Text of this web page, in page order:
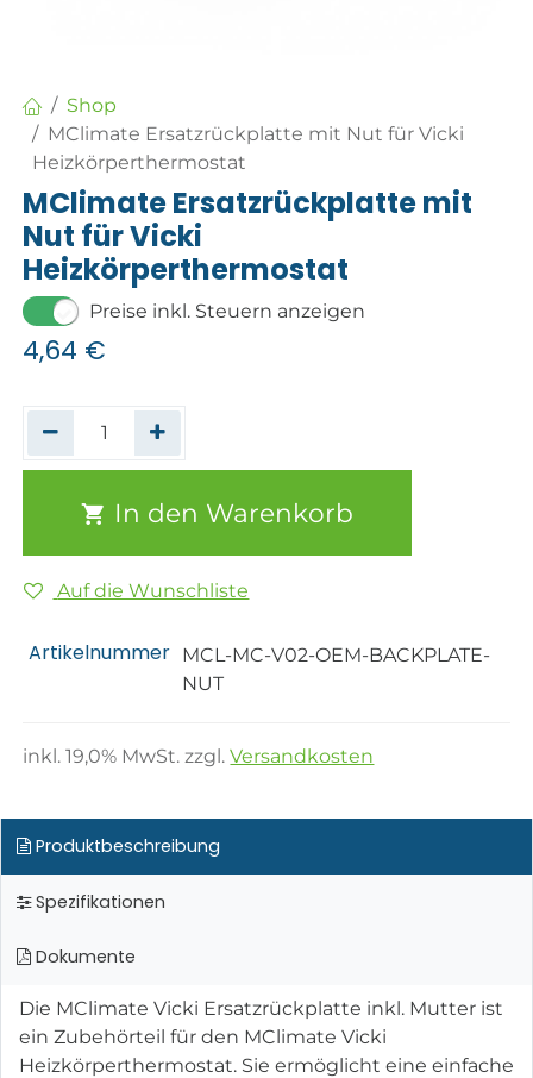
Shop
MClimate Ersatzrückplatte mit Nut für Vicki
Heizkörperthermostat
MClimate Ersatzrückplatte mit
Nut für Vicki
Heizkörperthermostat
Preise inkl. Steuern anzeigen
4,64 €
In den Warenkorb
Auf die Wunschliste
Artikelnummer MCL-MC-V02-OEM-BACKPLATE-
NUT
inkl.19,0% MwSt. zzgl.Versandkosten
Produktbeschreibung
Spezifikationen
Dokumente
Die MClimate Vicki Ersatzrückplatte inkl. Mutter ist
ein Zubehörteil für den MClimate Vicki
Heizkörperthermostat. Sie ermöglicht eine einfache